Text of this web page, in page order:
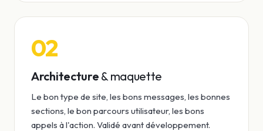
02
Architecture & maquette
Le bon type de site, les bons messages, les bonnes
sections, le bon parcours utilisateur, les bons
appels à l'action. Validé avant développement.